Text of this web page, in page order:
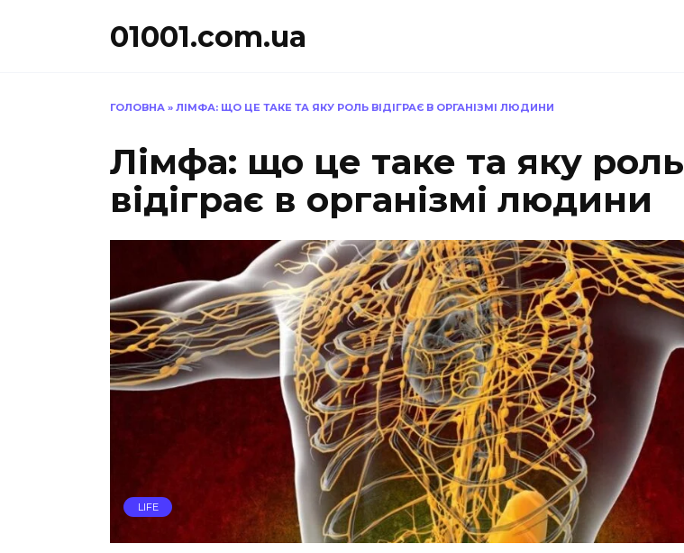
01001.com.ua
ГОЛОВНА » ЛІМФА: ЩО ЦЕ ТАКЕ ТА ЯКУ РОЛЬ ВІДІГРАЄ В ОРГАНІЗМІ ЛЮДИНИ
Лімфа: що це таке та яку роль
відіграє в організмі людини
LIFE